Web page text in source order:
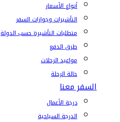
أنواع الأسعار
التأشيرات وجوازات السفر
متطلبات التأشيرة حسب الدولة
طرق الدفع
مواعيد الرحلات
حالة الرحلة
السفر معنا
درجة الأعمال
الدرجة السياحية